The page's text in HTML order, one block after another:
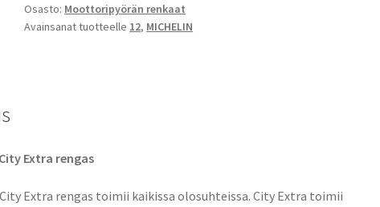
-
12
Osasto: Moottoripyörän renkaat
Avainsanat tuotteelle 12, MICHELIN
Extra rengas
Extra rengas toimii kaikissa olosuhteissa. City Extra toimii